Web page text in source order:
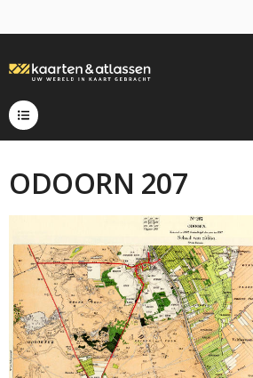
ODOORN 207